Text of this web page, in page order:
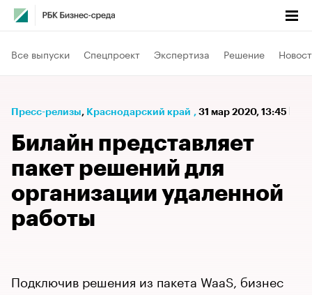
Все выпуски Спецпроект Экспертиза Решение
Пресс-релизы⁠, Краснодарский край , 31 мар 2020, 13:45
Билайн представляет
пакет решений для
организации удаленной
работы
Подключив решения из пакета WaaS, бизнес